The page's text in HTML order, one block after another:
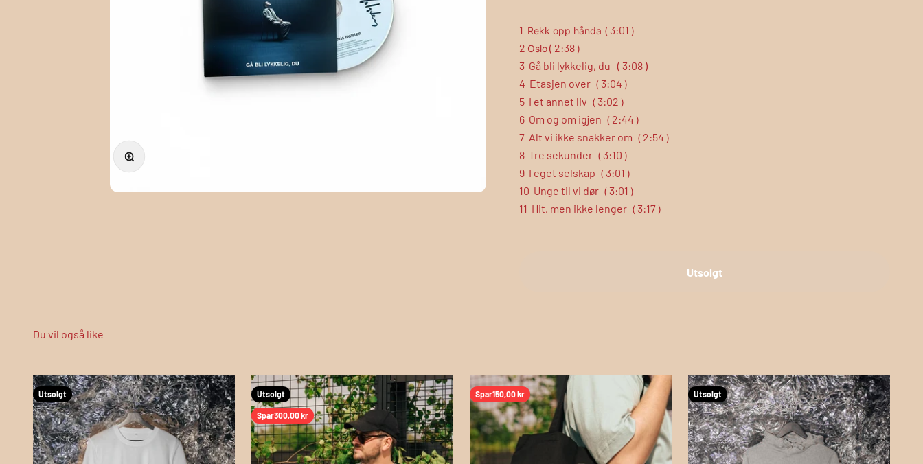
Forstørr
1 Rekk opp hånda ( 3:01 )
2 Oslo( 2:38 )
3 Gå bli lykkelig, du ( 3:08 )
4 Etasjen over ( 3:04 )
5 I et annet liv ( 3:02 )
6 Om og om igjen ( 2:44 )
7 Alt vi ikke snakker om ( 2:54 )
8 Tre sekunder ( 3:10 )
9 I eget selskap ( 3:01 )
10 Unge til vi dør ( 3:01 )
11 Hit, men ikke lenger ( 3:17 )
Utsolgt
Utsolgt Utsolgt
Spar300,00 kr
Spar150,00 kr Utsolgt